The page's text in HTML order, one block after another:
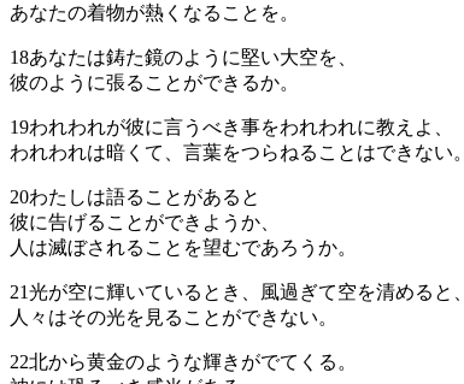
あなたの着物が熱くなることを。
18あなたは鋳た鏡のように堅い大空を、
彼のように張ることができるか。
19われわれが彼に言うべき事をわれわれに教えよ、
われわれは暗くて、言葉をつらねることはできない。
20わたしは語ることがあると
彼に告げることができようか、
人は滅ぼされることを望むであろうか。
21光が空に輝いているとき、風過ぎて空を清めると、
人々はその光を見ることができない。
22北から黄金のような輝きがでてくる。